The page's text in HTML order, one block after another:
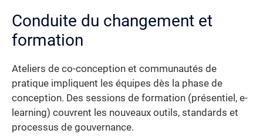
Conduite du changement et
formation
Ateliers de co-conception et communautés de
pratique impliquent les équipes dès la phase de
conception. Des sessions de formation (présentiel, e-
learning) couvrent les nouveaux outils, standards et
processus de gouvernance.